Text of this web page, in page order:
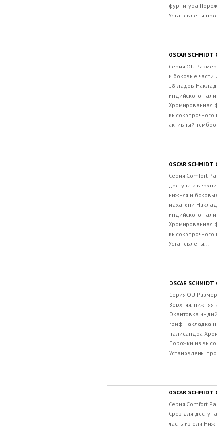
фурнитура
Установлены
OSCAR SCHMIDT
Серия OU
и боковые части
18 ладов
индийского
Хромированная
высокопрочного
активный
OSCAR SCHMIDT
Серия Comfort
доступа к
нижняя и
махагони
индийского
Хромированная
высокопрочного
Установлены...
OSCAR SCHMIDT
Серия OU
Верхняя, нижняя
Окантовка
гриф Накладка
палисандра
Порожки из
Установлены
OSCAR SCHMIDT
Серия Comfort
Срез для
часть из ели